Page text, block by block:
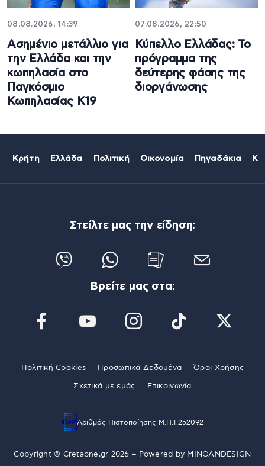
08.08.2026, 14:39
Ασημένιο μετάλλιο για
την Ελλάδα και την
κωπηλασία στο
Παγκόσμιο
Κωπηλασίας Κ19
07.08.2026, 22:50
Κύπελλο Ελλάδας: Το
πρόγραμμα της
δεύτερης φάσης της
διοργάνωσης
Κρήτη Ελλάδα Πολιτική Οικονομία Πηγαδάκια
Στείλτε μας την είδηση:
Βρείτε μας στα:
Πολιτική Cookies Προσωπικά Δεδομένα Όροι Χρήσης
Σχετικά με εμάς Επικοινωνία
Αριθμός Πιστοποίησης Μ.Η.Τ.252092
Copyright © Cretaone.gr 2026 – Powered by MINOANDESIGN